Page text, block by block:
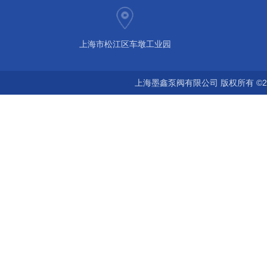
上海市松江区车墩工业园
上海墨鑫泵阀有限公司 版权所有